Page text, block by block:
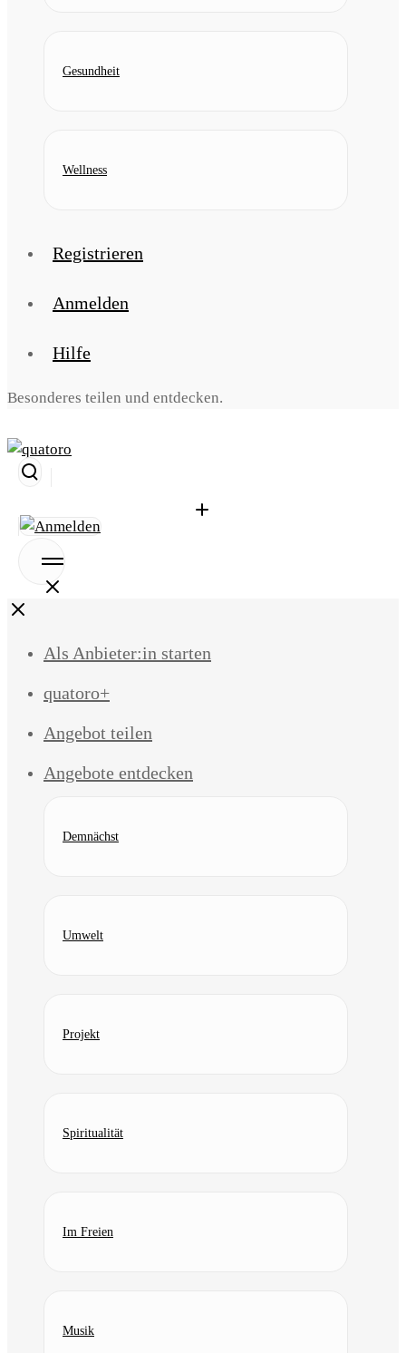
Gesundheit
Wellness
Registrieren
Anmelden
Hilfe
Besonderes teilen und entdecken.
Suche
Open
Menu
Close
Als Anbieter:in starten
quatoro+
Angebot teilen
Angebote entdecken
Demnächst
Umwelt
Projekt
Spiritualität
Im Freien
Musik